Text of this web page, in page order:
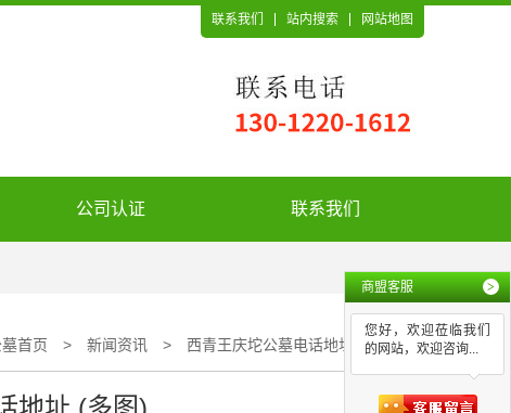
联系我们 站内搜索 网站地图
公司认证 联系我们
首页 > 新闻资讯 > 西青王庆坨公墓电话地址 (多图)
地址 (多图)
商盟客服 >
您好，欢迎莅临我们
的网站，欢迎咨询...